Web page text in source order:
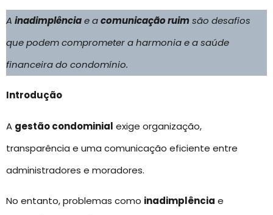
A inadimplênciae acomunicação ruimsão desafios
que podem comprometer a harmonia e a saúde
financeira do condomínio.
Introdução
A gestão condominial exige organização,
transparência e uma comunicação eficiente entre
administradores e moradores.
No entanto, problemas como inadimplência e